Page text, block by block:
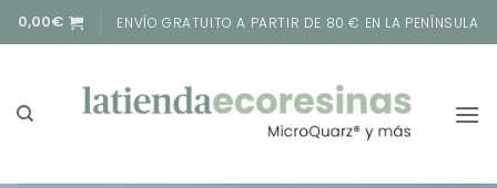
Saltar
al
0,00€ ENVÍO GRATUITO A PARTIR DE 80 € EN LA PENÍNSULA